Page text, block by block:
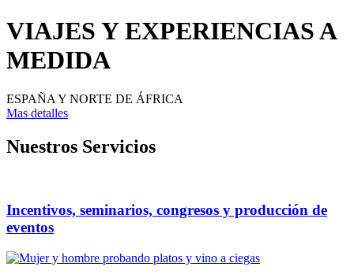
VIAJES Y EXPERIENCIAS A
MEDIDA
ESPAÑA Y NORTE DE ÁFRICA
Mas detalles
Nuestros Servicios
Incentivos, seminarios, congresos y producción de
eventos